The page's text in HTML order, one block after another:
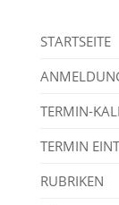
STARTSEITE
TERMIN-
TERMIN
RUBRIKEN